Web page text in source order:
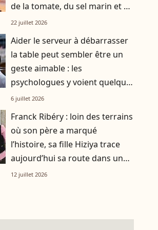
de la tomate, du sel marin et un
smoothie"
22 juillet 2026
Aider le serveur à débarrasser
la table peut sembler être un
geste aimable : les
psychologues y voient quelque
chose de bien plus profond.
6 juillet 2026
Franck Ribéry : loin des terrains
où son père a marqué
l’histoire, sa fille Hiziya trace
aujourd’hui sa route dans un
tout autre univers
12 juillet 2026